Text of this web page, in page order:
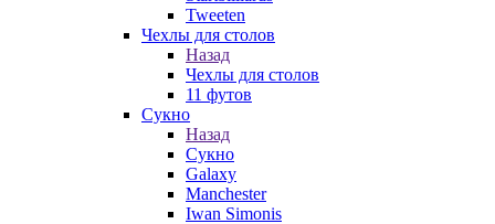
Tweeten
Чехлы для столов
Назад
Чехлы для столов
11 футов
Сукно
Назад
Сукно
Galaxy
Manchester
Iwan Simonis